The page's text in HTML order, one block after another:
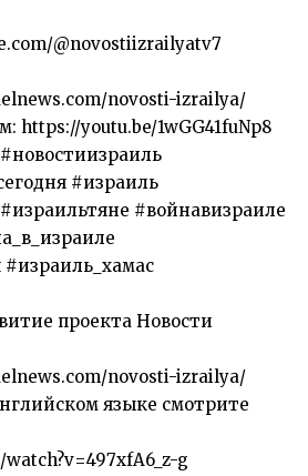
@novostiizrailyatv7
novosti-izrailya/
https://youtu.be/1wGG41fuNp8
#израиль
#войнавизраиле
#израиль_хамас
проекта Новости
novosti-izrailya/
языке смотрите
g